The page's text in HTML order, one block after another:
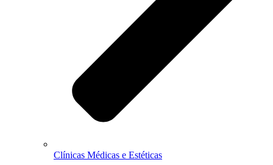
Clínicas Médicas e Estéticas